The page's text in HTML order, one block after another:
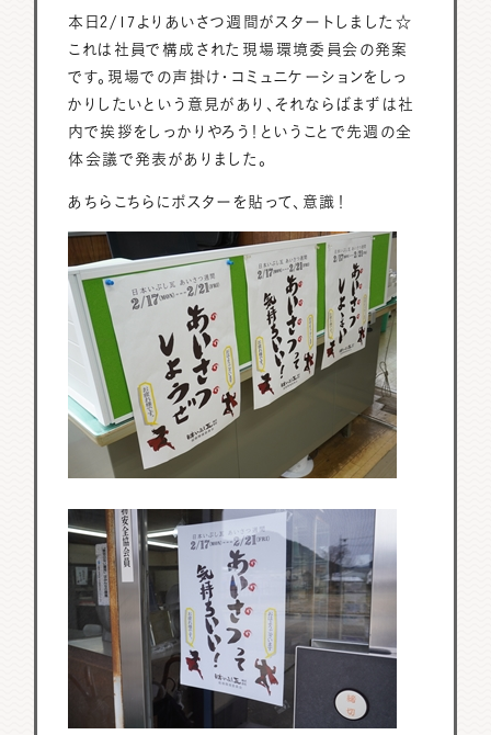
本日2/17よりあいさつ週間がスタートしました☆
これは社員で構成された現場環境委員会の発案
です。現場での声掛け・コミュニケーションをしっ
かりしたいという意見があり、それならばまずは社
内で挨拶をしっかりやろう！ということで先週の全
体会議で発表がありました。
あちらこちらにポスターを貼って、意識！